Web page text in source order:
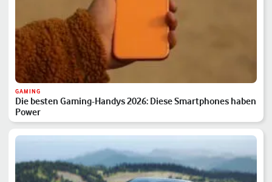
GAMING
Die besten Gaming-Handys 2026: Diese Smartphones haben
Power